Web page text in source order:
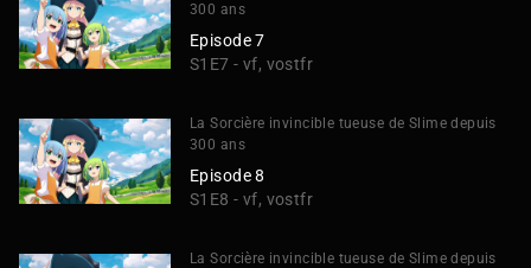
300 ans
Episode 7
S1E7 - vf, vostfr
La Sorcière invincible tueuse de Slime depuis
300 ans
Episode 8
S1E8 - vf, vostfr
La Sorcière invincible tueuse de Slime depuis